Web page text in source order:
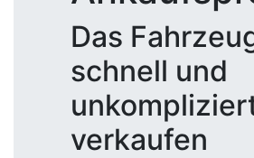
Das
schnell und
verkaufen